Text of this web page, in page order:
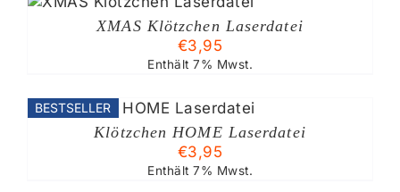
XMAS Klötzchen Laserdatei
€3,95
Enthält 7% Mwst.
BESTSELLER
Klötzchen HOME Laserdatei
€3,95
Enthält 7% Mwst.